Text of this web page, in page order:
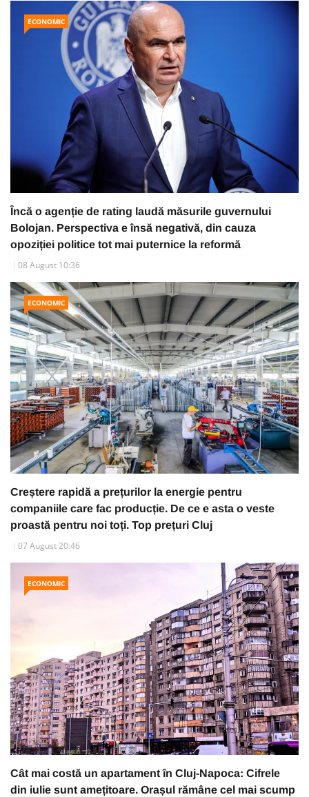
ECONOMIC
Încă o agenție de rating laudă măsurile guvernului
Bolojan. Perspectiva e însă negativă, din cauza
opoziției politice tot mai puternice la reformă
08 August 10:36
ECONOMIC
Creștere rapidă a prețurilor la energie pentru
companiile care fac producție. De ce e asta o veste
proastă pentru noi toți. Top prețuri Cluj
07 August 20:46
ECONOMIC
Cât mai costă un apartament în Cluj-Napoca: Cifrele
din iulie sunt amețitoare. Orașul rămâne cel mai scump